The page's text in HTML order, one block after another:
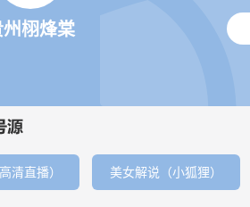
州栩烽棠
清直播） 美女解说（小狐狸）